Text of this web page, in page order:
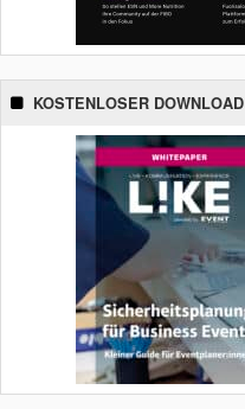
KOSTENLOSER DOWNLOAD